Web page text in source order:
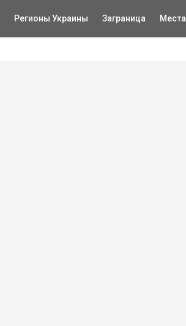
Регионы Украины Заграница Места